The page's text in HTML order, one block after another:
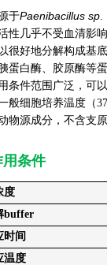
于Paenibacillus sp
性几乎不受血清影
很好地分解构成基
蛋白酶、胶原酶等
条件范围广泛，可
般细胞培养温度（
物源成分，不含支
条件
度
buffer
时间
温度